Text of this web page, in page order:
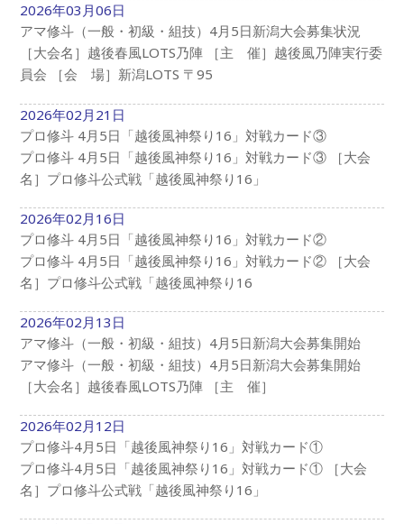
2026年03月06日
アマ修斗（一般・初級・組技）4月5日新潟大会募集状況
［大会名］越後春風LOTS乃陣 ［主 催］越後風乃陣実行委
員会 ［会 場］新潟LOTS 〒95
2026年02月21日
プロ修斗 4月5日「越後風神祭り16」対戦カード③
プロ修斗 4月5日「越後風神祭り16」対戦カード③ ［大会
名］プロ修斗公式戦「越後風神祭り16」
2026年02月16日
プロ修斗 4月5日「越後風神祭り16」対戦カード②
プロ修斗 4月5日「越後風神祭り16」対戦カード② ［大会
名］プロ修斗公式戦「越後風神祭り16
2026年02月13日
アマ修斗（一般・初級・組技）4月5日新潟大会募集開始
アマ修斗（一般・初級・組技）4月5日新潟大会募集開始
［大会名］越後春風LOTS乃陣 ［主 催］
2026年02月12日
プロ修斗4月5日「越後風神祭り16」対戦カード①
プロ修斗4月5日「越後風神祭り16」対戦カード① ［大会
名］プロ修斗公式戦「越後風神祭り16」